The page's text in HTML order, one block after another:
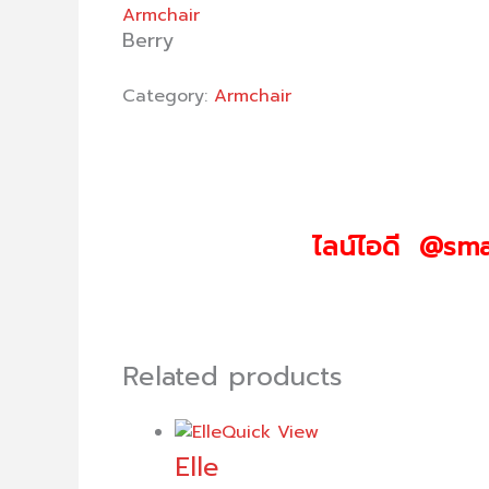
Armchair
Berry
Category: Armchair
ไลน์ไอดี
Related products
Quick View
Elle